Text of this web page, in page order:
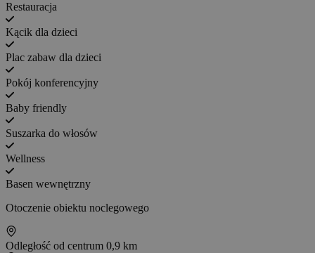
Restauracja
Kącik dla dzieci
Plac zabaw dla dzieci
Pokój konferencyjny
Baby friendly
Suszarka do włosów
Wellness
Basen wewnętrzny
Otoczenie obiektu noclegowego
Odległość od centrum 0,9 km